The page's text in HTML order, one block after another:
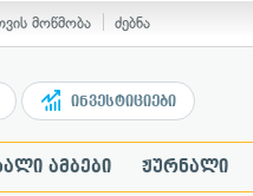
მოწმობა ძებნა
ინვესტიციები
ამბები ჟურნალი